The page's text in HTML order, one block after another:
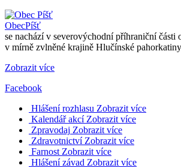
ObecPíšť
se nachází v severovýchodní příhraniční části
v mírně zvlněné krajině Hlučínské
Zobrazit více
Facebook
Hlášení rozhlasu Zobrazit více
Kalendář akcí Zobrazit více
Zpravodaj Zobrazit více
Zdravotnictví Zobrazit více
Farnost Zobrazit více
Hlášení závad Zobrazit více